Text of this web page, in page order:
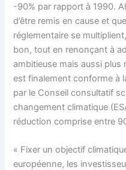
-90% par rapport à 1990.
d’être remis en cause et
réglementaire se
bon, tout en renonçant à
ambitieuse mais aussi
est finalement conforme à
par le Conseil consultatif
changement climatique
réduction comprise entre
« Fixer un objectif
européenne, les